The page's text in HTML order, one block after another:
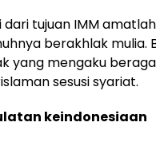
dari tujuan IMM
berakhlak mulia.
yang mengaku
sesusi syariat.
keindonesiaan